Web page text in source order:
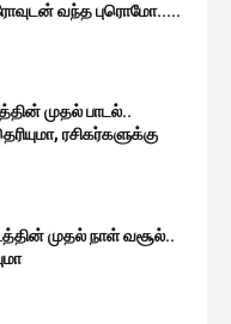
வந்த புரொமோ.....
முதல் பாடல்..
ரசிகர்களுக்கு
முதல் நாள் வசூல்..